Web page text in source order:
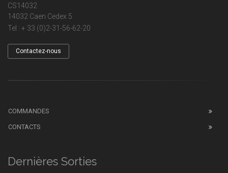
CS14032
14032 Caen Cedex 5
Tel : + 33 (0)2-31-56-62-20
Contactez-nous
COMMANDES
CONTACTS
Dernières Sorties